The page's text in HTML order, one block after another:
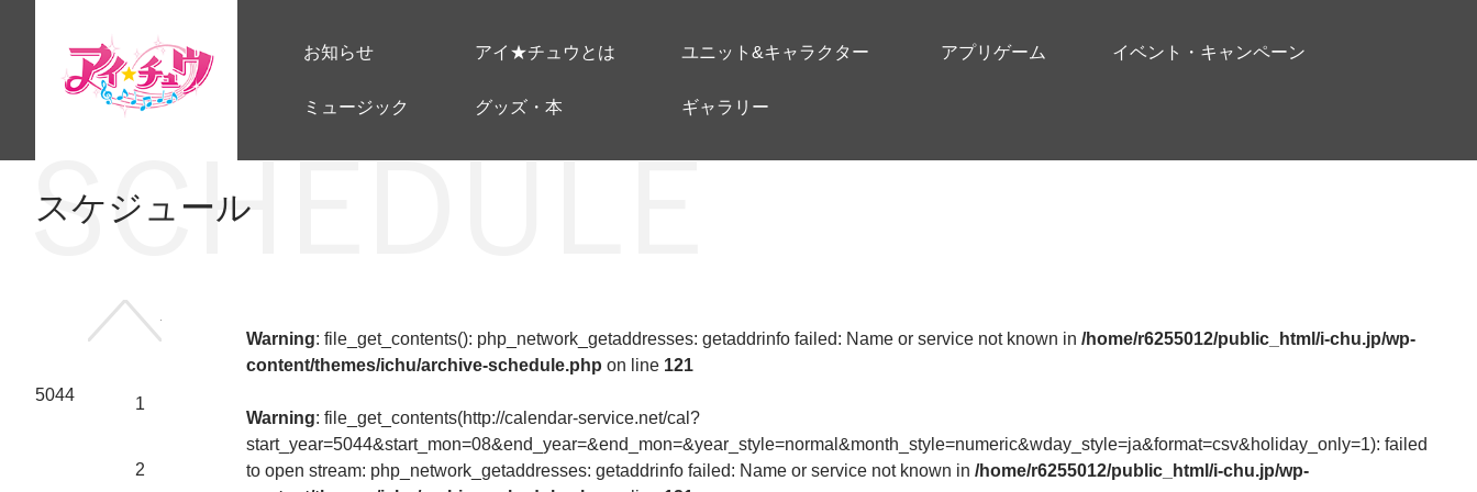
お知らせ アイ★チュウとは ユニット&キャラクター アプリゲーム イベント・キャンペーン
ミュージック グッズ・本 ギャラリー
スケジュール
5044 1
2
Warning: file_get_contents(): php_network_getaddresses: getaddrinfo failed: Name or service not known in /home/r6255012/public_html/i-chu.jp/wp-
content/themes/ichu/archive-schedule.php on line 121
Warning: file_get_contents(http://calendar-service.net/cal?
start_year=5044&start_mon=08&end_year=&end_mon=&year_style=normal&month_style=numeric&wday_style=ja&format=csv&holiday_only=1): failed
to open stream: php_network_getaddresses: getaddrinfo failed: Name or service not known in /home/r6255012/public_html/i-chu.jp/wp-